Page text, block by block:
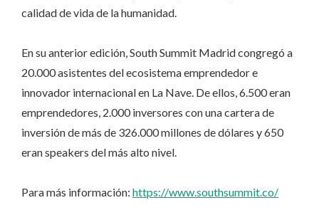
calidad de vida de la humanidad.
En su anterior edición, South Summit Madrid congregó a
20.000 asistentes del ecosistema emprendedor e
innovador internacional en La Nave. De ellos, 6.500 eran
emprendedores, 2.000 inversores con una cartera de
inversión de más de 326.000 millones de dólares y 650
eran speakers del más alto nivel.
Para más información: https://www.southsummit.co/